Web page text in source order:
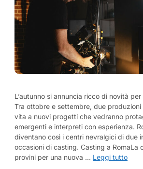
L’autunno si annuncia ricco di novità
Tra ottobre e settembre, due
vita a nuovi progetti che vedranno
emergenti e interpreti con esperienza.
diventano così i centri nevralgici di due
occasioni di casting. Casting a RomaLa
provini per una nuova … Leggi tutto